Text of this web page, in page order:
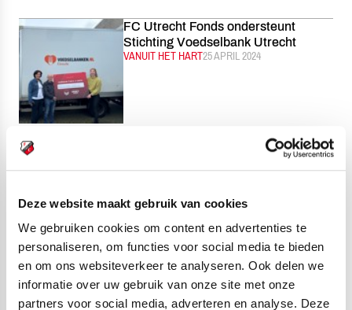
Deze website maakt gebruik van cookies
We gebruiken cookies om content en advertenties te
personaliseren, om functies voor social media te bieden
en om ons websiteverkeer te analyseren. Ook delen we
informatie over uw gebruik van onze site met onze
partners voor social media, adverteren en analyse. Deze
FC Utrecht Fonds ondersteunt
Stichting Voedselbank Utrecht
CATEGORIE:
VANUIT HET HARTGEPUBLICEERD:
25 APRIL 2024
Odido staat sponsorrechten
Deelnemers Talents030 te gast bij
DHL
CATEGORIE:
INNOVATIE GEPUBLICEERD:
23 APRIL 2024